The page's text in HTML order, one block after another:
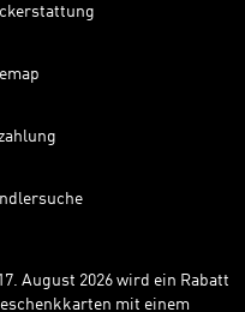
August 2026 wird ein Rabatt
mit einem